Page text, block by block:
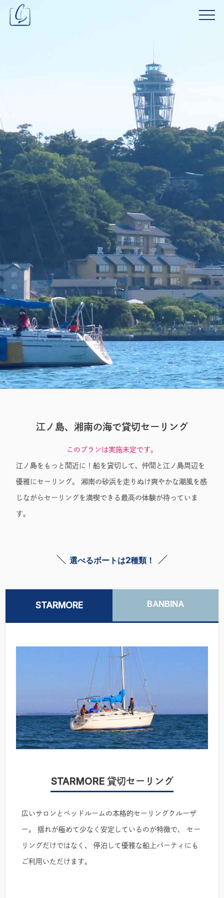
江ノ島、湘南の海で貸切セーリング
このプランは実施未定です。
江ノ島をもっと間近に！船を貸切して、仲間と江ノ島周辺を
優雅にセーリング。 湘南の砂浜を走りぬけ爽やかな潮風を感
じながらセーリングを満喫できる最高の体験が待っていま
す。
選べるボートは2種類！
STARMORE
STARMORE 貸切セーリング
広いサロンとベッドルームの本格的セーリングクルーザ
ー。 揺れが極めて少なく安定しているのが特徴で、 セー
リングだけではなく、 停泊して優雅な船上パーティにも
ご利用いただけます。
BANBINA
BANBINA 貸切セーリ
料金